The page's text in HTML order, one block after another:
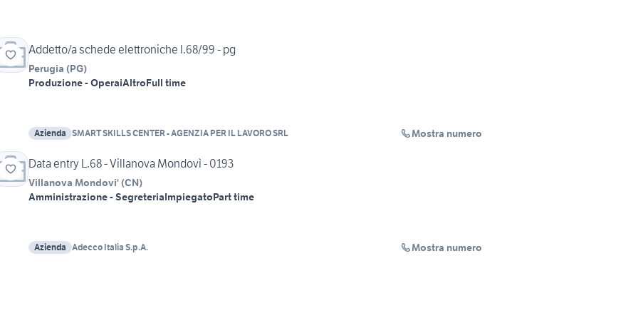
Addetto/a schede elettroniche l.68/99 - pg
Perugia (PG)
Produzione - OperaiAltroFull time
Azienda SMART SKILLS CENTER - AGENZIA PER IL LAVORO SRL Mostra numero
Data entry L.68 - Villanova Mondovì - 0193
Villanova Mondovi' (CN)
Amministrazione - SegreteriaImpiegatoPart time
Azienda Adecco Italia S.p.A. Mostra numero